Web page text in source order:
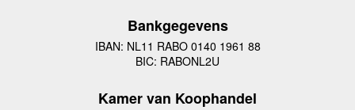
Bankgegevens
IBAN: NL11 RABO 0140 1961 88
BIC: RABONL2U
Kamer van Koophandel